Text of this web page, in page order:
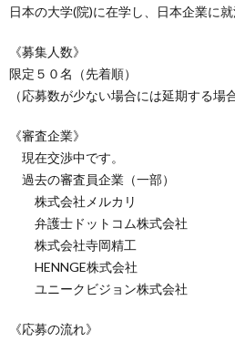
日本の大学(院)に在学し、日本企業に
《募集人数》
限定５０名（先着順）
（応募数が少ない場合には延期する場
《審査企業》
現在交渉中です。
過去の審査員企業（一部）
株式会社メルカリ
弁護士ドットコム株式会社
株式会社寺岡精工
HENNGE株式会社
ユニークビジョン株式会社
《応募の流れ》